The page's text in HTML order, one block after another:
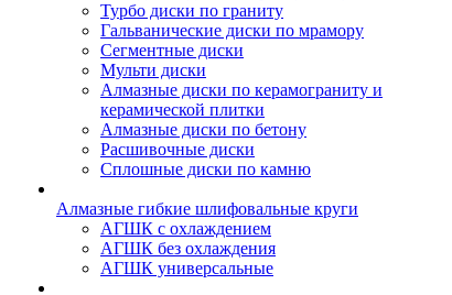
Турбо диски по граниту
Гальванические диски по мрамору
Сегментные диски
Мульти диски
Алмазные диски по керамограниту и
керамической плитки
Алмазные диски по бетону
Расшивочные диски
Сплошные диски по камню
Алмазные гибкие шлифовальные круги
АГШК с охлаждением
АГШК без охлаждения
АГШК универсальные